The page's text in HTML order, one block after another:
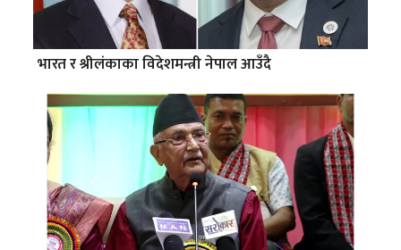
भारत र श्रीलंकाका विदेशमन्त्री नेपाल आउँदै